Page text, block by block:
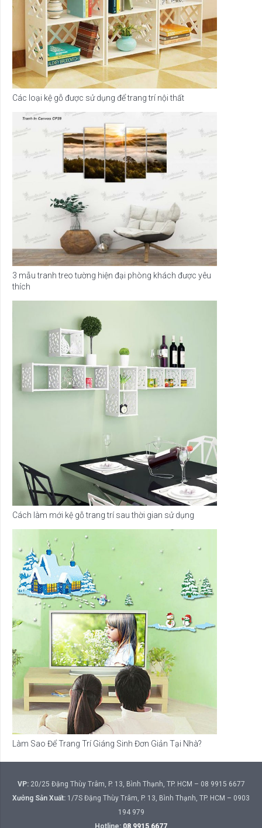
Các loại kệ gỗ được sử dụng để trang trí nội thất
3 mẫu tranh treo tường hiện đại phòng khách được yêu
thích
Cách làm mới kệ gỗ trang trí sau thời gian sử dụng
Làm Sao Để Trang Trí Giáng Sinh Đơn Giản Tại Nhà?
VP:20/25 Đặng Thùy Trâm, P. 13, Bình Thạnh, TP. HCM – 08 9915 6677
Xưởng Sản Xuất: 1/7S Đặng Thùy Trâm, P. 13, Bình Thạnh, TP. HCM – 0903
194 979
Hotline: 08 9915 6677